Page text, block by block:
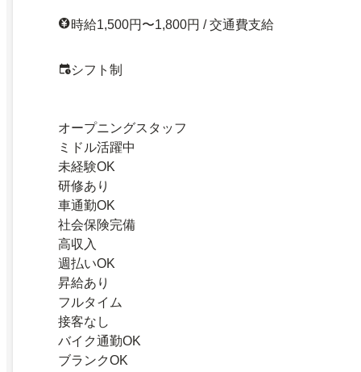
時給1,500円〜1,800円 / 交通費支給
シフト制
オープニングスタッフ
ミドル活躍中
未経験OK
研修あり
車通勤OK
社会保険完備
高収入
週払いOK
昇給あり
フルタイム
接客なし
バイク通勤OK
ブランクOK